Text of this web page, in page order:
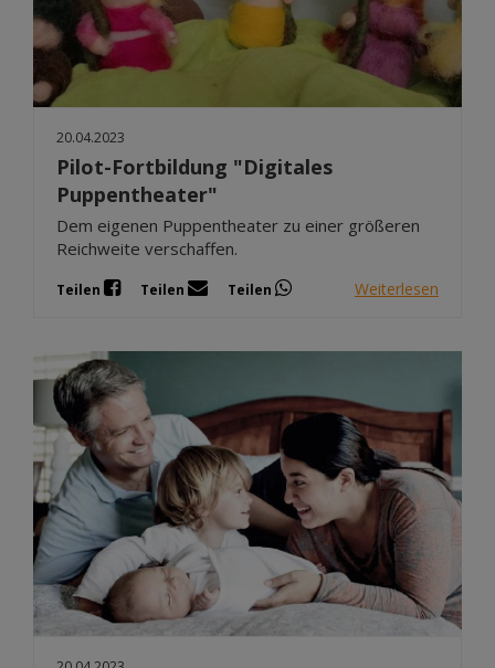
20.04.2023
Pilot-Fortbildung "Digitales
Puppentheater"
Dem eigenen Puppentheater zu einer größeren
Reichweite verschaffen.
Teilen Teilen Teilen Weiterlesen